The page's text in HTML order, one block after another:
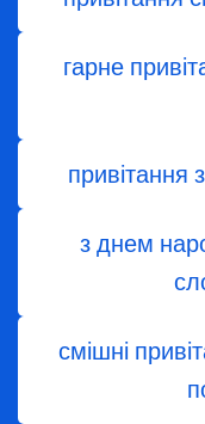
гарне
привітання
з днем
смішні